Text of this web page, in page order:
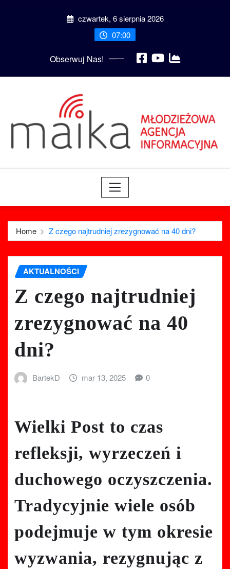
czwartek, 6 sierpnia 2026
07:00
Obserwuj Nas!
Home Z czego najtrudniej zrezygnować na 40 dni?
AKTUALNOŚCI
Z czego najtrudniej
zrezygnować na 40
dni?
BartekD mar 13, 2025 0
Wielki Post to czas
refleksji, wyrzeczeń i
duchowego oczyszczenia.
Tradycyjnie wiele osób
podejmuje w tym okresie
wyzwania, rezygnując z